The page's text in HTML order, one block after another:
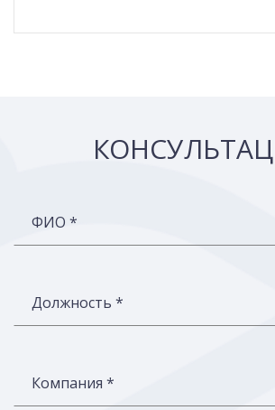
ФИО *
Должность *
Компания *